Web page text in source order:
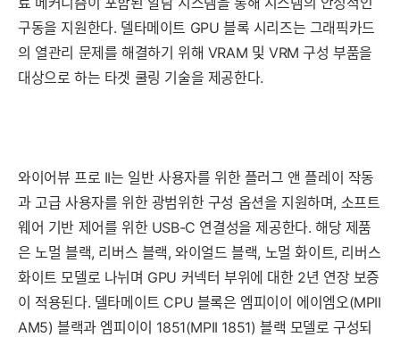
구동을 지원한다. 델타메이트 GPU 블록 시리즈는 그래픽카드
의 열관리 문제를 해결하기 위해 VRAM 및 VRM 구성 부품을
대상으로 하는 타겟 쿨링 기술을 제공한다.
와이어뷰 프로 II는 일반 사용자를 위한 플러그 앤 플레이 작동
과 고급 사용자를 위한 광범위한 구성 옵션을 지원하며, 소프트
웨어 기반 제어를 위한 USB-C 연결성을 제공한다. 해당 제품
은 노멀 블랙, 리버스 블랙, 와이얼드 블랙, 노멀 화이트, 리버스
화이트 모델로 나뉘며 GPU 커넥터 부위에 대한 2년 연장 보증
이 적용된다. 델타메이트 CPU 블록은 엠피이이 에이엠오(MPII
AM5) 블랙과 엠피이이 1851(MPII 1851) 블랙 모델로 구성되